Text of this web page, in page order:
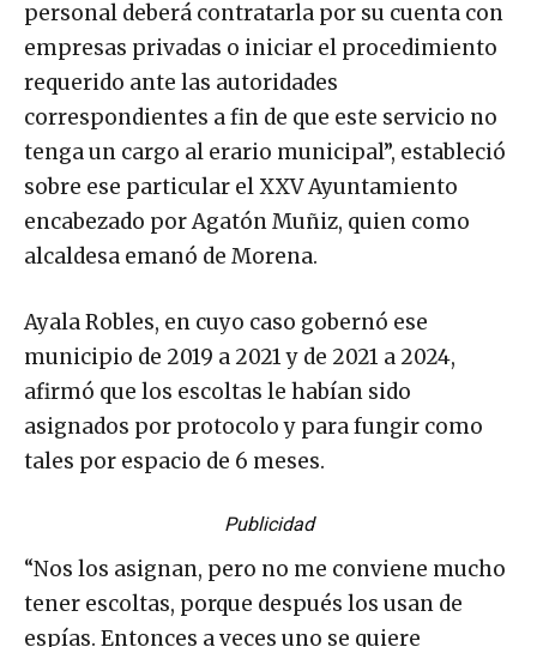
personal deberá contratarla por su cuenta con
empresas privadas o iniciar el procedimiento
requerido ante las autoridades
correspondientes a fin de que este servicio no
tenga un cargo al erario municipal”, estableció
sobre ese particular el XXV Ayuntamiento
encabezado por Agatón Muñiz, quien como
alcaldesa emanó de Morena.
Ayala Robles, en cuyo caso gobernó ese
municipio de 2019 a 2021 y de 2021 a 2024,
afirmó que los escoltas le habían sido
asignados por protocolo y para fungir como
tales por espacio de 6 meses.
Publicidad
“Nos los asignan, pero no me conviene mucho
tener escoltas, porque después los usan de
espías. Entonces a veces uno se quiere